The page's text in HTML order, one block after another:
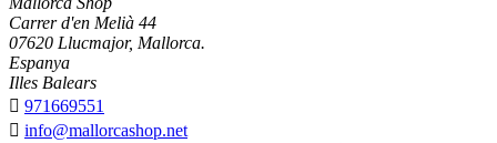
Carrer d'en Melià 44
07620 Llucmajor, Mallorca.
Espanya
Illes Balears
 971669551
 info@mallorcashop.net